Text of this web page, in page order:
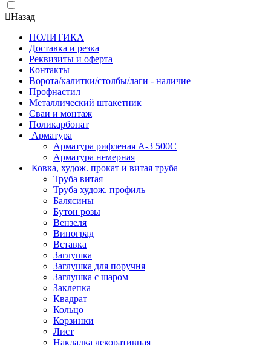
Назад
ПОЛИТИКА
Доставка и резка
Реквизиты и оферта
Контакты
Ворота/калитки/столбы/лаги - наличие
Профнастил
Металлический штакетник
Сваи и монтаж
Поликарбонат
Арматура
Арматура рифленая А-3 500С
Арматура немерная
Ковка, худож. прокат и витая труба
Труба витая
Труба худож. профиль
Балясины
Бутон розы
Вензеля
Виноград
Вставка
Заглушка
Заглушка для поручня
Заглушка с шаром
Заклепка
Квадрат
Кольцо
Корзинки
Лист
Накладка декоративная